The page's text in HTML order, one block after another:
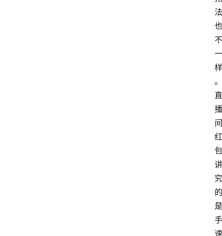
法
也
不
一
样
。
直
播
间
红
包
讲
究
的
是
手
速